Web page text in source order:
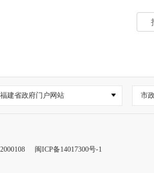
福建省政府门户网站 市
闽ICP备14017300号-1